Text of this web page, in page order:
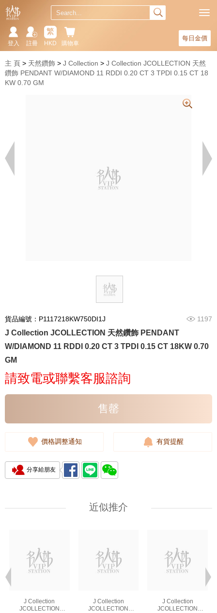
每日金價
購物車
繁
HKD
註冊
登入
主 頁 天然鑽飾 J Collection
J Collection JCOLLECTION 天然
鑽飾 PENDANT W/DIAMOND 11 RDDI 0.20 CT 3 TPDI 0.15 CT 18
KW 0.70 GM
貨品編號：P1117218KW750DI1J 1197
J Collection JCOLLECTION 天然鑽飾 PENDANT
W/DIAMOND 11 RDDI 0.20 CT 3 TPDI 0.15 CT 18KW 0.70
GM
請致電或聯繫客服諮詢
售罄
價格調整通知 有貨提醒
分享給朋友
近似推介
J Collection
JCOLLECTION
J Collection
JCOLLECTION
J Collection
JCOLLECTION